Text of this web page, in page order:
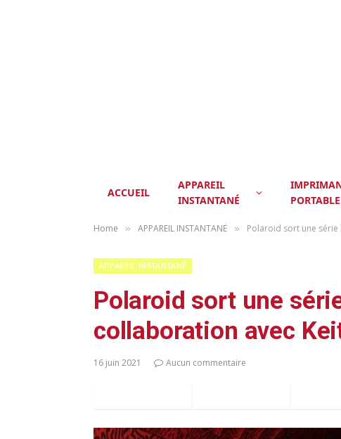
ACCUEIL
APPAREIL
INSTANTANÉ
PORTABLE
Home » APPAREIL INSTANTANÉ » Polaroid sort une
APPAREIL INSTANTANÉ
Polaroid sort une
collaboration avec
16 juin 2021 Aucun commentaire